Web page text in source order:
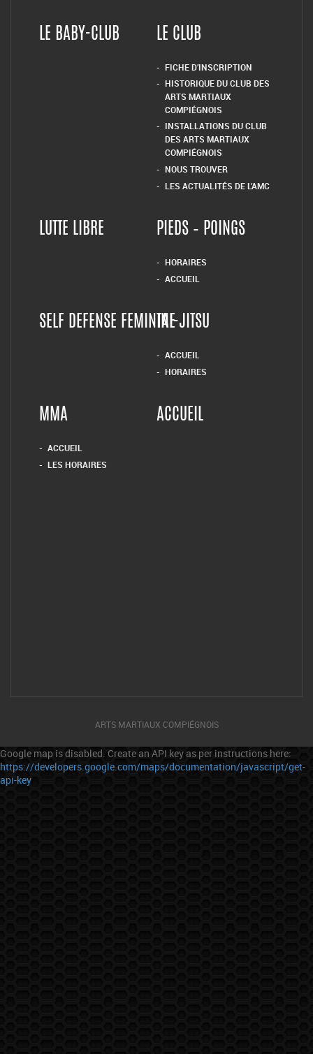
LE BABY-CLUB LE CLUB
FICHE D’INSCRIPTION
HISTORIQUE DU CLUB DES
ARTS MARTIAUX
COMPIÉGNOIS
INSTALLATIONS DU CLUB
DES ARTS MARTIAUX
COMPIÉGNOIS
NOUS TROUVER
LES ACTUALITÉS DE L’AMC
LUTTE LIBRE PIEDS – POINGS
HORAIRES
ACCUEIL
SELF DEFENSE FEMININETAI-JITSU
ACCUEIL
HORAIRES
MMA
ACCUEIL
LES HORAIRES
ACCUEIL
ARTS MARTIAUX COMPIÉGNOIS
Google map is disabled. Create an API key as per instructions here:
https://developers.google.com/maps/documentation/javascript/get-
api-key